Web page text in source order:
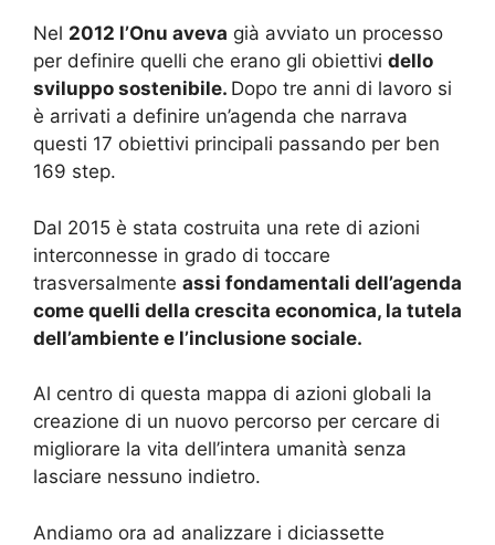
Nel 2012 l’Onu aveva già avviato un processo
per definire quelli che erano gli obiettivi dello
sviluppo sostenibile. Dopo tre anni di lavoro si
è arrivati ​​a definire un’agenda che narrava
questi 17 obiettivi principali passando per ben
169 step.
Dal 2015 è stata costruita una rete di azioni
interconnesse in grado di toccare
trasversalmente assi fondamentali dell’agenda
come quelli della crescita economica, la tutela
dell’ambiente e l’inclusione sociale.
Al centro di questa mappa di azioni globali la
creazione di un nuovo percorso per cercare di
migliorare la vita dell’intera umanità senza
lasciare nessuno indietro.
Andiamo ora ad analizzare i diciassette